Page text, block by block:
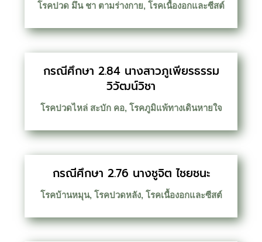
โรคปวด มึน ชา ตามร่างกาย, โรคเนื้องอกและซีสต์
กรณีศึกษา 2.84 นางสาวภูเพียรธรรม
วิวัฒน์วิชา
โรคปวดไหล่ สะบัก คอ, โรคภูมิแพ้ทางเดินหายใจ
กรณีศึกษา 2.76 นางชูจิต ไชยชนะ
โรคบ้านหมุน, โรคปวดหลัง, โรคเนื้องอกและซีสต์